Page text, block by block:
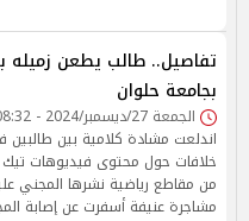
تفاصيل.. طالب يطعن زميله
بجامعة حلوان
الجمعة 27/ديسمبر/2024 - 08:32 م
اندلعت مشادة كلامية بين
خلافات حول محتوى فيديوهات
من مقاطع رياضية نشرها المجني
مشاجرة عنيفة أسفرت عن إصابة